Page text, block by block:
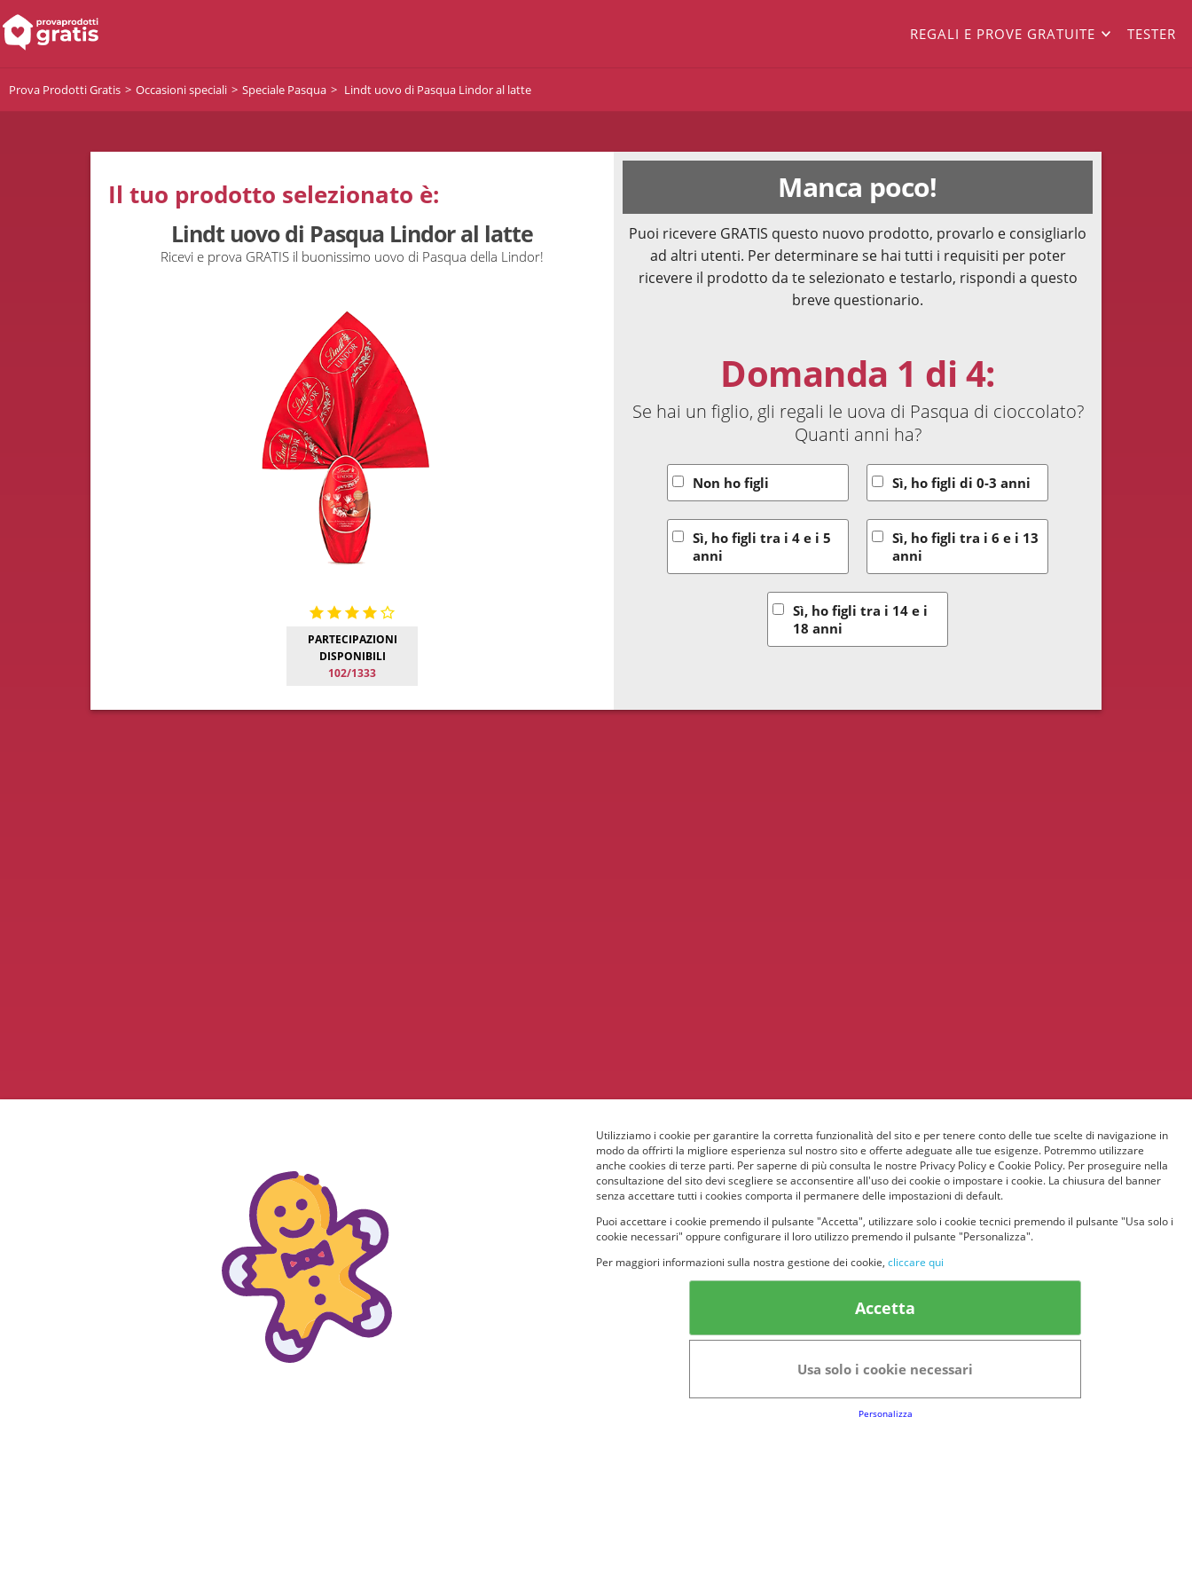
REGALI E PROVE GRATUITE TESTER
Prova Prodotti Gratis Occasioni speciali Speciale Pasqua Lindt uovo di Pasqua Lindor al latte
Il tuo prodotto selezionato è:
Lindt uovo di Pasqua Lindor al latte
Ricevi e prova GRATIS il buonissimo uovo di Pasqua della Lindor!
PARTECIPAZIONI
DISPONIBILI
102/1333
Manca poco!
Puoi ricevere GRATIS questo nuovo prodotto, provarlo e consigliarlo
ad altri utenti. Per determinare se hai tutti i requisiti per poter
ricevere il prodotto da te selezionato e testarlo, rispondi a questo
breve questionario.
Domanda 1 di 4:
Se hai un figlio, gli regali le uova di Pasqua di cioccolato?
Quanti anni ha?
Non ho figli Sì, ho figli di 0-3 anni
Sì, ho figli tra i 4 e i 5
anni
Sì, ho figli tra i 6 e i 13
anni
Sì, ho figli tra i 14 e i
18 anni
© provaprodottigratis.it 2023 | All Rights Reserved.
FAQs
Regolamento del Servizio
Utilizziamo i cookie per garantire la corretta funzionalità del sito e per tenere conto delle tue scelte di navigazione in
modo da offrirti la migliore esperienza sul nostro sito e offerte adeguate alle tue esigenze. Potremmo utilizzare
anche cookies di terze parti. Per saperne di più consulta le nostre Privacy Policy e Cookie Policy. Per proseguire nella
consultazione del sito devi scegliere se acconsentire all'uso dei cookie o impostare i cookie. La chiusura del banner
senza accettare tutti i cookies comporta il permanere delle impostazioni di default.
Puoi accettare i cookie premendo il pulsante "Accetta", utilizzare solo i cookie tecnici premendo il pulsante "Usa solo i
cookie necessari" oppure configurare il loro utilizzo premendo il pulsante "Personalizza".
Per maggiori informazioni sulla nostra gestione dei cookie, cliccare qui
Accetta
Usa solo i cookie necessari
Personalizza